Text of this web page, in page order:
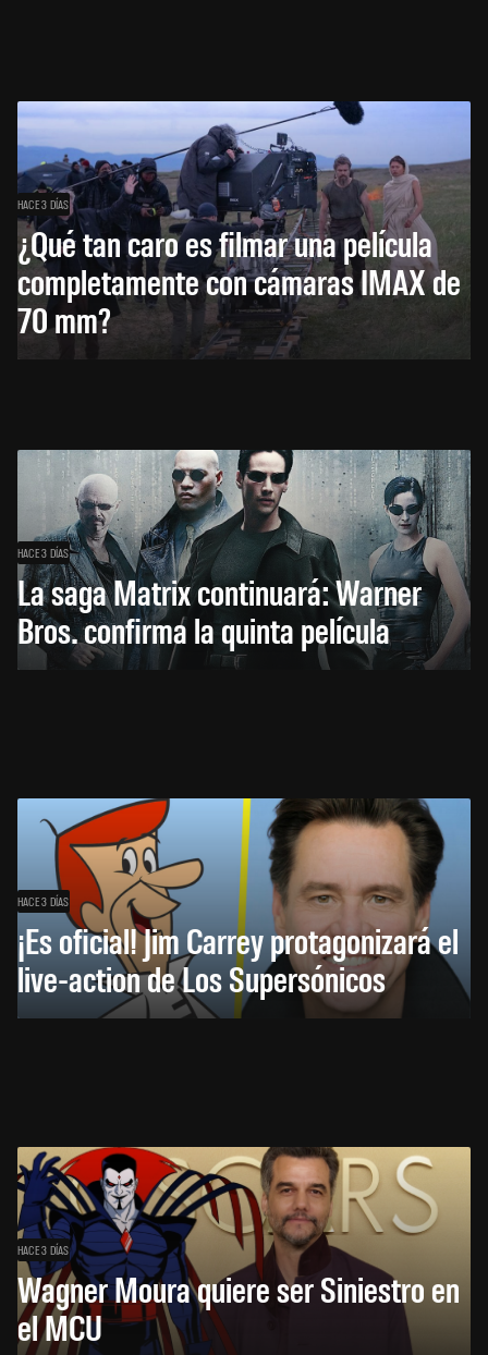
HACE 3 DÍAS
¿Qué tan caro es filmar una película
completamente con cámaras IMAX de
70 mm?
HACE 3 DÍAS
La saga Matrix continuará: Warner
Bros. confirma la quinta película
HACE 3 DÍAS
¡Es oficial! Jim Carrey protagonizará el
live-action de Los Supersónicos
HACE 3 DÍAS
Wagner Moura quiere ser Siniestro en
el MCU